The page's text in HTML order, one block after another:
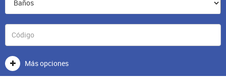
Más opciones